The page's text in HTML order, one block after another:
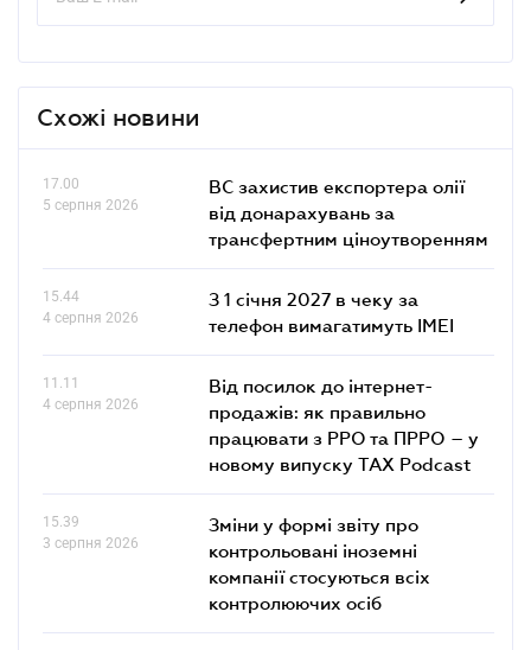
Схожі новини
17.00
5 серпня 2026
ВС захистив експортера олії
від донарахувань за
трансфертним ціноутворенням
15.44
4 серпня 2026
З 1 січня 2027 в чеку за
телефон вимагатимуть IMEI
11.11
4 серпня 2026
Від посилок до інтернет-
продажів: як правильно
працювати з РРО та ПРРО – у
новому випуску TAX Podcast
15.39
3 серпня 2026
Зміни у формі звіту про
контрольовані іноземні
компанії стосуються всіх
контролюючих осіб